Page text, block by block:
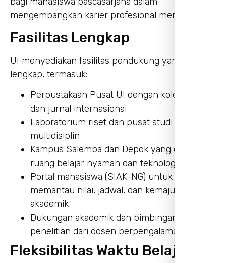
mengembangkan karier profesional mereka.
Fasilitas Lengkap
UI menyediakan fasilitas pendukung yang
lengkap, termasuk:
Perpustakaan Pusat UI dengan koleksi digital
dan jurnal internasional
Laboratorium riset dan pusat studi
multidisiplin
Kampus Salemba dan Depok yang dilengkapi
ruang belajar nyaman dan teknologi digital
Portal mahasiswa (SIAK-NG) untuk
memantau nilai, jadwal, dan kemajuan
akademik
Dukungan akademik dan bimbingan
penelitian dari dosen berpengalaman
Fleksibilitas Waktu Belajar